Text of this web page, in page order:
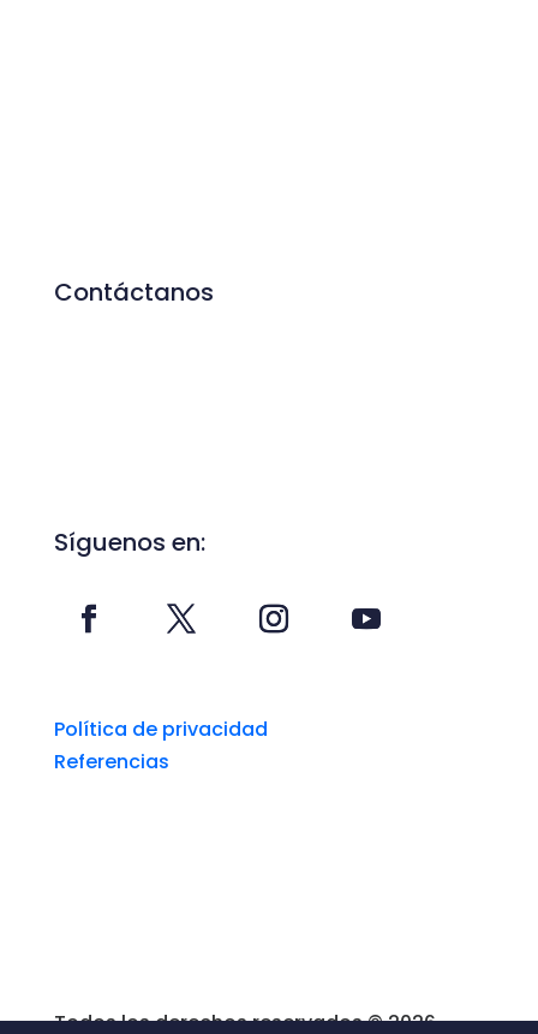
Contáctanos
Síguenos en:
Política de privacidad
Referencias
Todos los derechos reservados © 2026